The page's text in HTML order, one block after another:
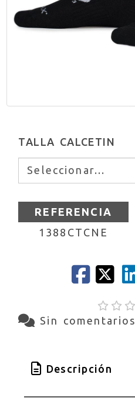
TALLA CALCETIN
REFERENCIA
1388CTCNE
Sin comentarios
Descripción